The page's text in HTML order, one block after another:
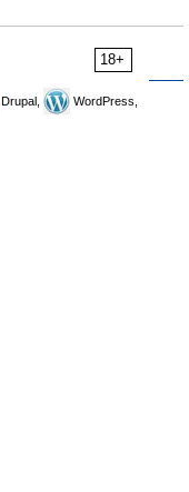
18+
Drupal,
WordPress,